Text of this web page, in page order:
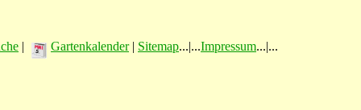
| Gartenkalender| Sitemap...|...Impressum...|...